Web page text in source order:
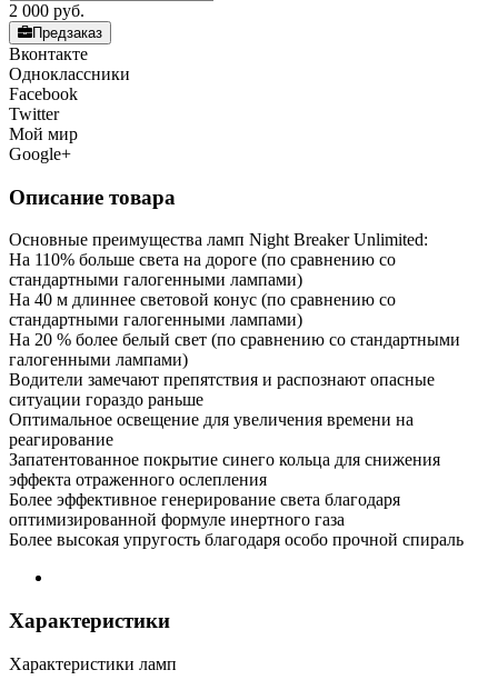
2 000 руб.
Предзаказ
Вконтакте
Одноклассники
Facebook
Twitter
Мой мир
Google+
Описание товара
Основные преимущества ламп Night Breaker Unlimited:
На 110% больше света на дороге (по сравнению со
стандартными галогенными лампами)
На 40 м длиннее световой конус (по сравнению со
стандартными галогенными лампами)
На 20 % более белый свет (по сравнению со стандартными
галогенными лампами)
Водители замечают препятствия и распознают опасные
ситуации гораздо раньше
Оптимальное освещение для увеличения времени на
реагирование
Запатентованное покрытие синего кольца для снижения
эффекта отраженного ослепления
Более эффективное генерирование света благодаря
оптимизированной формуле инертного газа
Более высокая упругость благодаря особо прочной спираль
Характеристики
Характеристики ламп